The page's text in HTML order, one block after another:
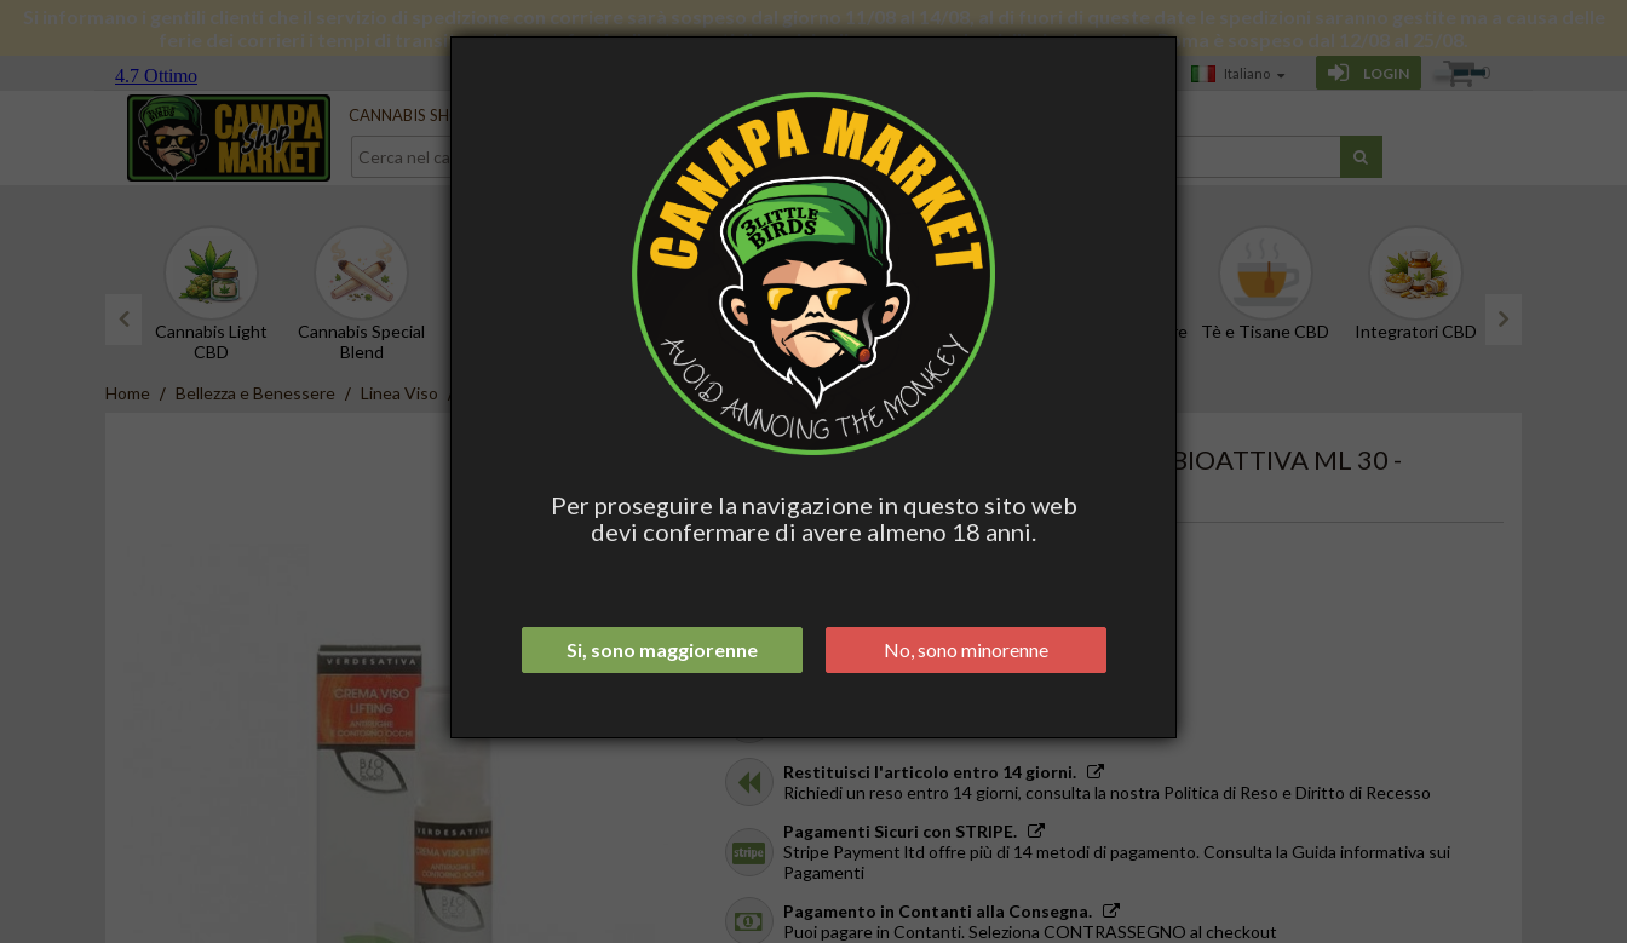
Si informano i gentili clienti che il servizio di spedizione con corriere sarà sospeso dal giorno 11/08 al 14/08, al di fuori di queste date le spedizioni saranno gestite ma a causa delle
ferie dei corrieri i tempi di transito subiranno forti rallentamenti. Il servizio di consegna a domicilio in giornata a Roma è sospeso dal 12/08 al 25/08.
Serve aiuto? Italiano LOGIN 0
CANNABIS SHOP CURA PERSONALE ACCESS. FUMATORI
Cannabis Light
CBD
Cannabis Special
Blend
Hashish Special
Blend
Edibili Attivi Per Dormire Olio CBD e Tinture Tè e Tisane CBD Integratori CBD
Home Bellezza e Benessere Linea Viso Crema Viso Lifting - Tonificante Bioattiva ml 30 - Verdesativa
CREMA VISO LIFTING - TONIFICANTE BIOATTIVA ML 30 -
Spedizione Italia 2/3 Giorni.
Restituisci l'articolo entro 14 giorni.
Richiedi un reso entro 14 giorni, consulta la nostra Politica di Reso e Diritto di Recesso
Pagamenti Sicuri con STRIPE.
Stripe Payment ltd offre più di 14 metodi di pagamento. Consulta la Guida informativa sui
Pagamenti
Pagamento in Contanti alla Consegna.
Puoi pagare in Contanti. Seleziona CONTRASSEGNO al checkout
Per proseguire la navigazione in questo sito web
devi confermare di avere almeno 18 anni.
Si, sono maggiorenne No, sono minorenne